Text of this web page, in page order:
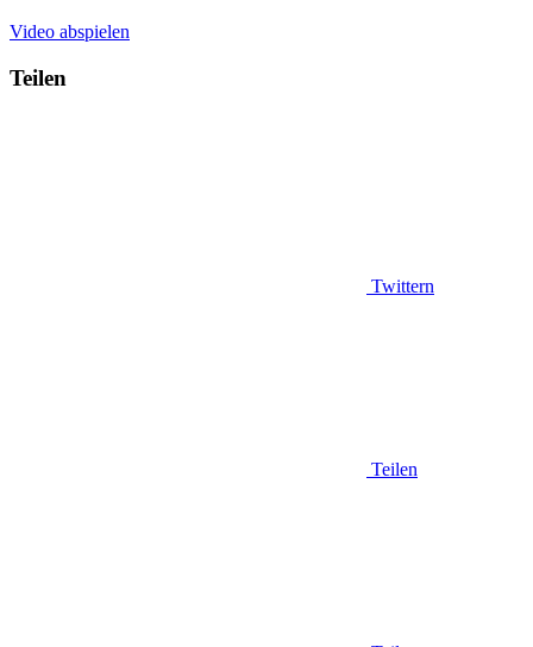
Video abspielen
Teilen
Twittern
Teilen